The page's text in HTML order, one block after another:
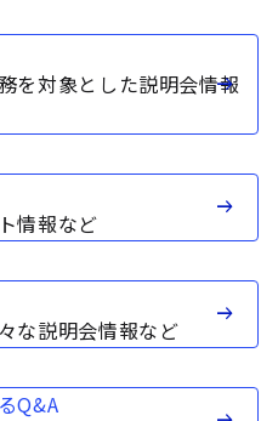
を対象とした説明会情報
情報など
な説明会情報など
Q&A